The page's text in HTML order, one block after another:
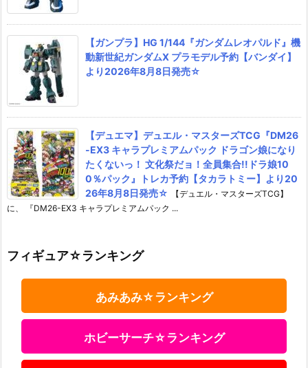
【ガンプラ】HG 1/144『ガンダムレオパルド』機
動新世紀ガンダムX プラモデル予約【バンダイ】
より2026年8月8日発売☆
【デュエマ】デュエル・マスターズTCG『DM26
-EX3 キャラプレミアムパック ドラゴン娘になり
たくないっ！ 文化祭だョ！全員集合!!ドラ娘10
0％パック』トレカ予約【タカラトミー】より20
26年8月8日発売☆
【デュエル・マスターズTCG】
に、 『DM26-EX3 キャラプレミアムパック ...
フィギュア☆ランキング
あみあみ☆ランキング
ホビーサーチ☆ランキング